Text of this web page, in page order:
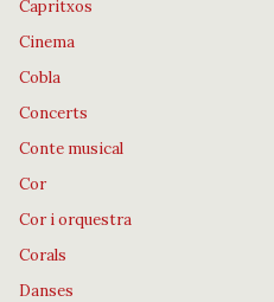
Capritxos
Cinema
Cobla
Concerts
Conte musical
Cor
Cor i orquestra
Corals
Danses